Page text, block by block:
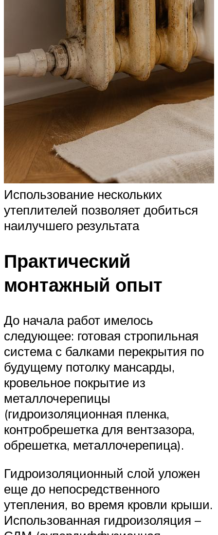
Использование нескольких
утеплителей позволяет добиться
наилучшего результата
Практический
монтажный опыт
До начала работ имелось
следующее: готовая стропильная
система с балками перекрытия по
будущему потолку мансарды,
кровельное покрытие из
металлочерепицы
(гидроизоляционная пленка,
контробрешетка для вентзазора,
обрешетка, металлочерепица).
Гидроизоляционный слой уложен
еще до непосредственного
утепления, во время кровли крыши.
Использованная гидроизоляция –